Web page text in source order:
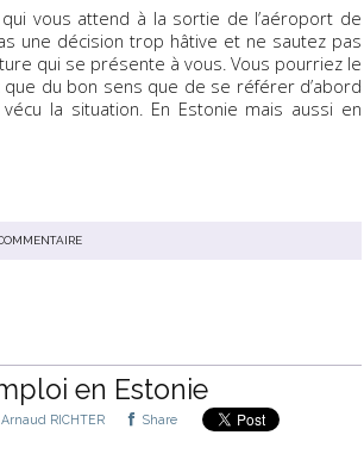
vous attend à la sortie de l’aéroport de
une décision trop hâtive et ne sautez pas
qui se présente à vous. Vous pourriez le
que du bon sens que de se référer d’abord
la situation. En Estonie mais aussi en
en Estonie
Arnaud RICHTER Share